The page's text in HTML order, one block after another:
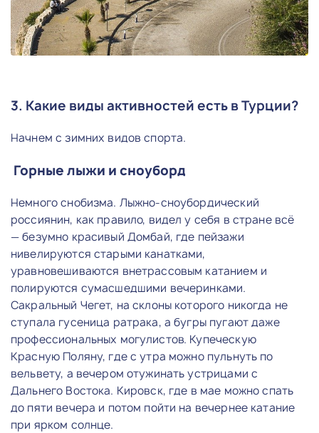
3. Какие виды активностей есть в Турции?
Начнем с зимних видов спорта.
Горные лыжи и сноуборд
Немного снобизма. Лыжно-сноубордический
россиянин, как правило, видел у себя в стране всё
— безумно красивый Домбай, где пейзажи
нивелируются старыми канатками,
уравновешиваются внетрассовым катанием и
полируются сумасшедшими вечеринками.
Сакральный Чегет, на склоны которого никогда не
ступала гусеница ратрака, а бугры пугают даже
профессиональных могулистов. Купеческую
Красную Поляну, где с утра можно пульнуть по
вельвету, а вечером отужинать устрицами с
Дальнего Востока. Кировск, где в мае можно спать
до пяти вечера и потом пойти на вечернее катание
при ярком солнце.